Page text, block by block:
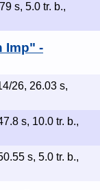
s, 5.0 tr. b.,
Imp" -
26, 26.03 s,
s, 10.0 tr. b.,
s, 5.0 tr. b.,